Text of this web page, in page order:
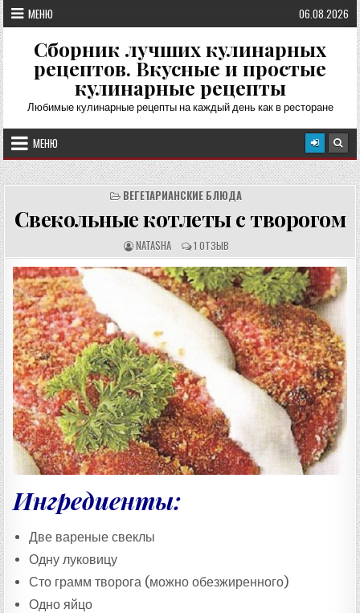
Перейти
к
содержимому
МЕНЮ 06.08.2026
Сборник лучших кулинарных
рецептов. Вкусные и простые
кулинарные рецепты
Любимые кулинарные рецепты на каждый день как в ресторане
МЕНЮ
ВЕГЕТАРИАНСКИЕ БЛЮДА
Свекольные котлеты с творогом
А
В
Т
О
П
Т
А
:
NATASHA О
Т
З
Ы
В
Ы
:
1 ОТЗЫВ
Ингредиенты:
Две вареные свеклы
Одну луковицу
Сто грамм творога (можно обезжиренного)
Одно яйцо